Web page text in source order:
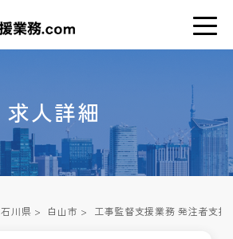
求人詳細
石川県 > 白山市 > 工事監督支援業務 発注者支